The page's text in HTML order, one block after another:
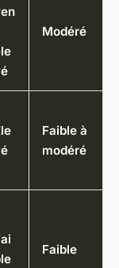
Modéré
Faible à
modéré
Faible